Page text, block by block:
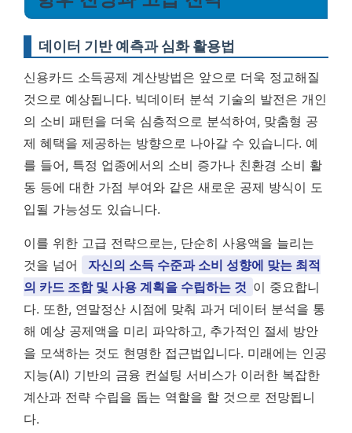
데이터 기반 예측과 심화 활용법
신용카드 소득공제 계산방법은 앞으로 더욱 정교해질
것으로 예상됩니다. 빅데이터 분석 기술의 발전은 개인
의 소비 패턴을 더욱 심층적으로 분석하여, 맞춤형 공
제 혜택을 제공하는 방향으로 나아갈 수 있습니다. 예
를 들어, 특정 업종에서의 소비 증가나 친환경 소비 활
동 등에 대한 가점 부여와 같은 새로운 공제 방식이 도
입될 가능성도 있습니다.
이를 위한 고급 전략으로는, 단순히 사용액을 늘리는
것을 넘어
자신의 소득 수준과 소비 성향에 맞는 최적
의 카드 조합 및 사용 계획을 수립하는 것 이 중요합니
다. 또한, 연말정산 시점에 맞춰 과거 데이터 분석을 통
해 예상 공제액을 미리 파악하고, 추가적인 절세 방안
을 모색하는 것도 현명한 접근법입니다. 미래에는 인공
지능(AI) 기반의 금융 컨설팅 서비스가 이러한 복잡한
계산과 전략 수립을 돕는 역할을 할 것으로 전망됩니
다.